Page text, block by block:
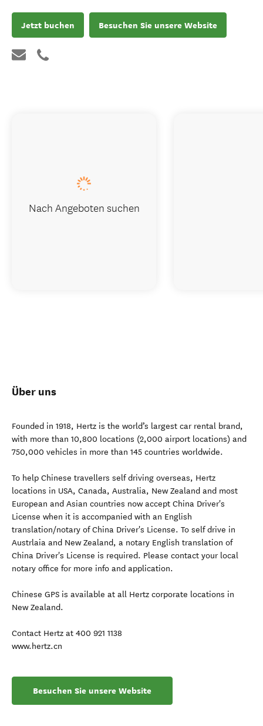
Jetzt buchen Besuchen Sie unsere Website
Über uns
Founded in 1918, Hertz is the world’s largest car rental brand,
with more than 10,800 locations (2,000 airport locations) and
750,000 vehicles in more than 145 countries worldwide.
To help Chinese travellers self driving overseas, Hertz
locations in USA, Canada, Australia, New Zealand and most
European and Asian countries now accept China Driver's
License when it is accompanied with an English
translation/notary of China Driver's License. To self drive in
Austrlaia and New Zealand, a notary English translation of
China Driver's License is required. Please contact your local
notary office for more info and application.
Chinese GPS is available at all Hertz corporate locations in
New Zealand.
Contact Hertz at 400 921 1138
www.hertz.cn
Besuchen Sie unsere Website
Nach Angeboten suchen